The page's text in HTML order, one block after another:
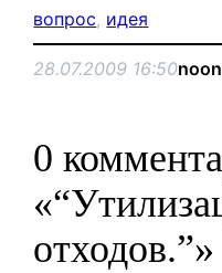
вопрос, идея
28.07.2009 16:50
0
отходов.”»